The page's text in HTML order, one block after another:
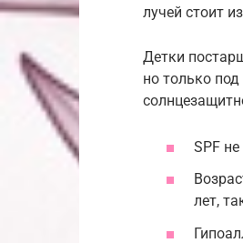
лучей стоит
Детки
но только
SPF
лет,